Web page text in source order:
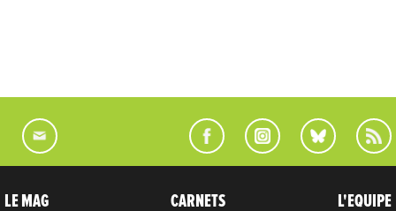
LE MAG CARNETS L'EQUIPE